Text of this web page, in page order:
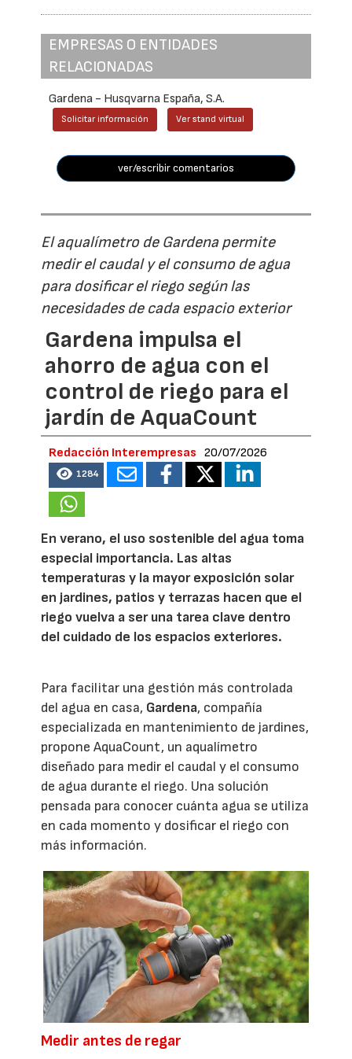
EMPRESAS O ENTIDADES
RELACIONADAS
Gardena - Husqvarna España, S.A.
Solicitar información Ver stand virtual
ver/escribir comentarios
El aqualímetro de Gardena permite
medir el caudal y el consumo de agua
para dosificar el riego según las
necesidades de cada espacio exterior
Gardena impulsa el
ahorro de agua con el
control de riego para el
jardín de AquaCount
Redacción Interempresas 20/07/2026
1284
En verano, el uso sostenible del agua toma
especial importancia. Las altas
temperaturas y la mayor exposición solar
en jardines, patios y terrazas hacen que el
riego vuelva a ser una tarea clave dentro
del cuidado de los espacios exteriores.
Para facilitar una gestión más controlada
del agua en casa, Gardena, compañía
especializada en mantenimiento de jardines,
propone AquaCount, un aqualímetro
diseñado para medir el caudal y el consumo
de agua durante el riego. Una solución
pensada para conocer cuánta agua se utiliza
en cada momento y dosificar el riego con
más información.
Medir antes de regar